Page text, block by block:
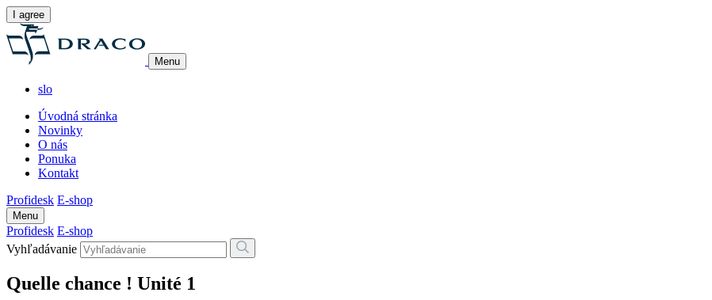
I agree
Menu
slo
Úvodná stránka
Novinky
O nás
Ponuka
Kontakt
Profidesk E-shop
Menu
Profidesk E-shop
Vyhľadávanie
Quelle chance ! Unité 1